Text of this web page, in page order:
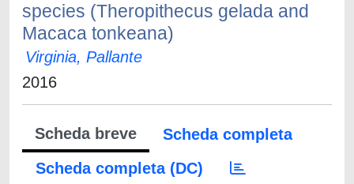
species (Theropithecus gelada and
Macaca tonkeana)
Virginia, Pallante
2016
Scheda breve
Scheda completa
Scheda completa (DC)